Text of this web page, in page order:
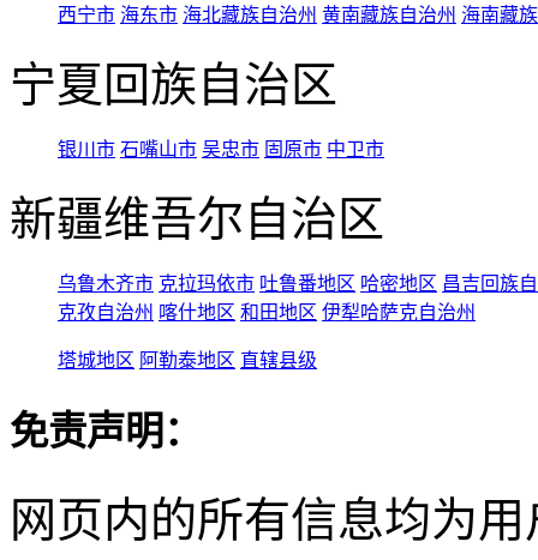
西宁市 海东市 海北藏族自治州 黄南藏族自治州 海南藏
宁夏回族自治区
银川市 石嘴山市 吴忠市 固原市 中卫市
新疆维吾尔自治区
乌鲁木齐市 克拉玛依市 吐鲁番地区 哈密地区 昌吉回族
克孜自治州 喀什地区 和田地区 伊犁哈萨克自治州
塔城地区 阿勒泰地区 直辖县级
免责声明：
网页内的所有信息均为